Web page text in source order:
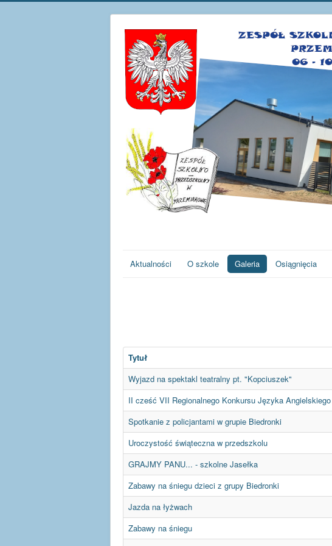
Aktualności O szkole Galeria Osiągnięcia
Tytuł
Wyjazd na spektakl teatralny pt. "Kopciuszek"
II cześć VII Regionalnego Konkursu Języka Angielskiego
Spotkanie z policjantami w grupie Biedronki
Uroczystość świąteczna w przedszkolu
GRAJMY PANU... - szkolne Jasełka
Zabawy na śniegu dzieci z grupy Biedronki
Jazda na łyżwach
Zabawy na śniegu